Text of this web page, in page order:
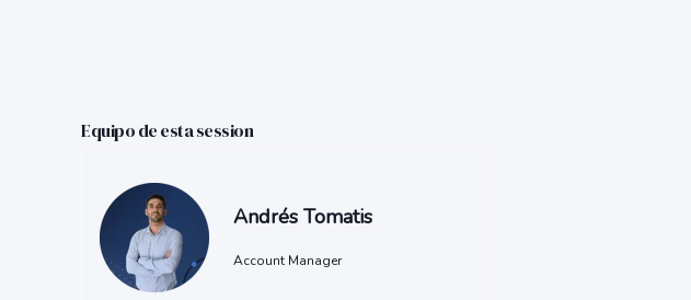
Equipo de esta session
Andrés Tomatis
Account Manager